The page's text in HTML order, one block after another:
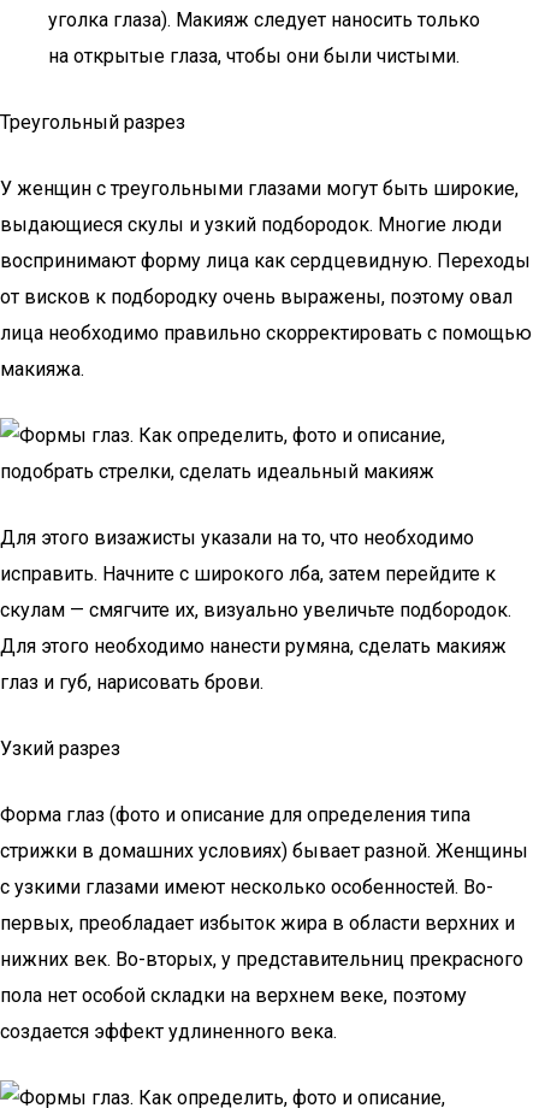
уголка глаза). Макияж следует наносить только
на открытые глаза, чтобы они были чистыми.
Треугольный разрез
У женщин с треугольными глазами могут быть широкие,
выдающиеся скулы и узкий подбородок. Многие люди
воспринимают форму лица как сердцевидную. Переходы
от висков к подбородку очень выражены, поэтому овал
лица необходимо правильно скорректировать с помощью
макияжа.
Для этого визажисты указали на то, что необходимо
исправить. Начните с широкого лба, затем перейдите к
скулам — смягчите их, визуально увеличьте подбородок.
Для этого необходимо нанести румяна, сделать макияж
глаз и губ, нарисовать брови.
Узкий разрез
Форма глаз (фото и описание для определения типа
стрижки в домашних условиях) бывает разной. Женщины
с узкими глазами имеют несколько особенностей. Во-
первых, преобладает избыток жира в области верхних и
нижних век. Во-вторых, у представительниц прекрасного
пола нет особой складки на верхнем веке, поэтому
создается эффект удлиненного века.